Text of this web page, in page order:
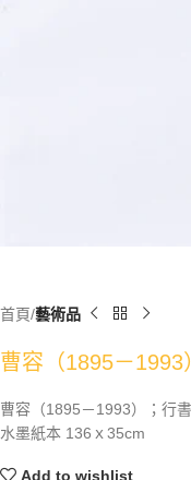
首頁 藝術品
曹容（1895－1993
曹容（1895－1993）；行
水墨紙本 136ｘ35cm
Add to wishlist